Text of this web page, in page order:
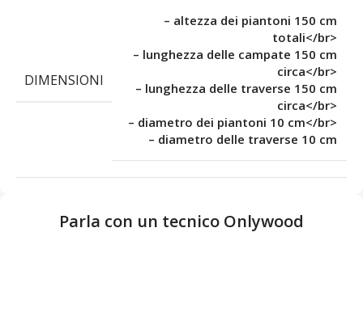
DIMENSIONI
– altezza dei piantoni 150 cm
totali</br>
– lunghezza delle campate 150 cm
circa</br>
– lunghezza delle traverse 150 cm
circa</br>
– diametro dei piantoni 10 cm</br>
– diametro delle traverse 10 cm
Parla con un tecnico Onlywood